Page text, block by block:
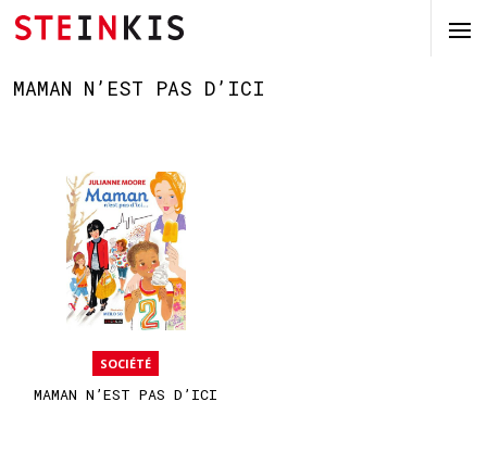
MAMAN N’EST PAS D’ICI
SOCIÉTÉ
MAMAN N’EST PAS D’ICI